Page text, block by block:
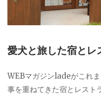
愛犬と旅した宿とレ
WEBマガジンladeがこれ
事を重ねてきた宿とレスト